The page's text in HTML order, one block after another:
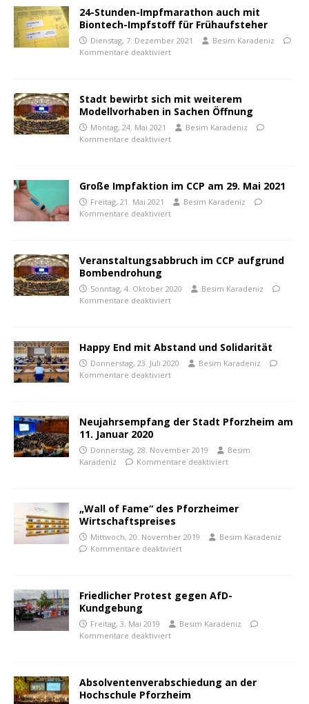
24-Stunden-Impfmarathon auch mit
Biontech-Impfstoff für Frühaufsteher
Dienstag, 7. Dezember 2021
Besim Karadeniz
Kommentare deaktiviert
Stadt bewirbt sich mit weiterem
Modellvorhaben in Sachen Öffnung
Montag, 24. Mai 2021
Besim Karadeniz
Kommentare deaktiviert
Große Impfaktion im CCP am 29. Mai 2021
Freitag, 21. Mai 2021
Besim Karadeniz
Kommentare deaktiviert
Veranstaltungsabbruch im CCP aufgrund
Bombendrohung
Sonntag, 4. Oktober 2020
Besim Karadeniz
Kommentare deaktiviert
Happy End mit Abstand und Solidarität
Donnerstag, 23. Juli 2020
Besim Karadeniz
Kommentare deaktiviert
Neujahrsempfang der Stadt Pforzheim am
11. Januar 2020
Donnerstag, 28. November 2019
Besim
Karadeniz
Kommentare deaktiviert
„Wall of Fame“ des Pforzheimer
Wirtschaftspreises
Mittwoch, 20. November 2019
Besim Karadeniz
Kommentare deaktiviert
Friedlicher Protest gegen AfD-
Kundgebung
Freitag, 3. Mai 2019
Besim Karadeniz
Kommentare deaktiviert
Absolventenverabschiedung an der
Hochschule Pforzheim